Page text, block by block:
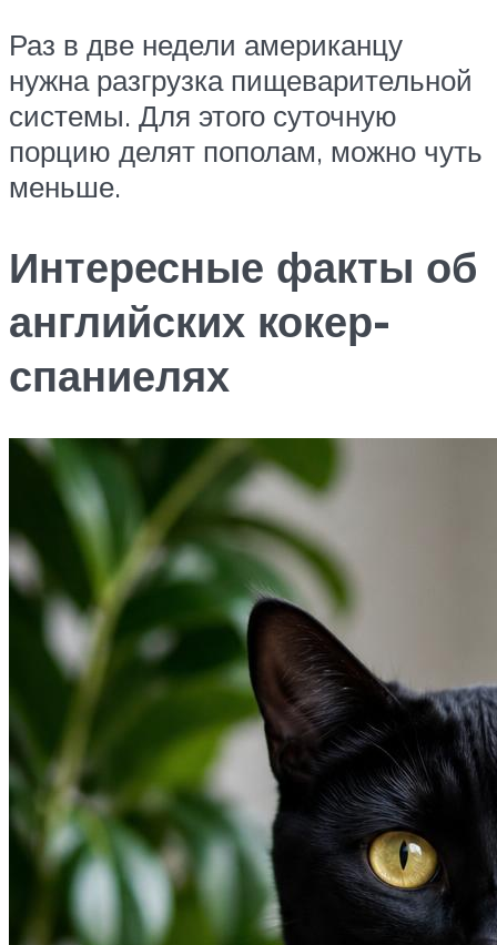
Раз в две недели американцу
нужна разгрузка пищеварительной
системы. Для этого суточную
порцию делят пополам, можно чуть
меньше.
Интересные факты об
английских кокер-
спаниелях